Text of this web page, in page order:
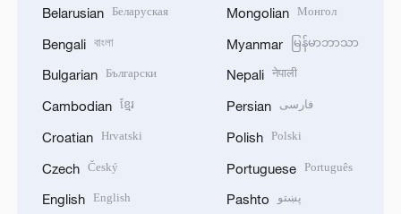
Belarusian Беларуская
Bengali বাংলা
Bulgarian Български
Cambodian ខ្មែរ
Croatian Hrvatski
Czech Český
English English
Mongolian Монгол
Myanmar မြန်မာဘာသာ
Nepali नेपाली
Persian فارسی
Polish Polski
Portuguese Português
Pashto پښتو